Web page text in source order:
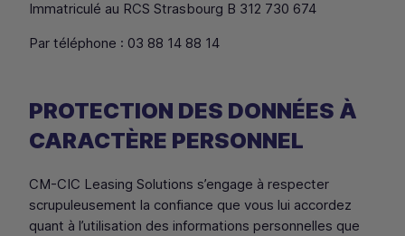
Immatriculé au RCS Strasbourg B 312 730 674
Par téléphone : 03 88 14 88 14
PROTECTION DES DONNÉES À
CARACTÈRE PERSONNEL
CM-CIC Leasing Solutions s’engage à respecter
scrupuleusement la confiance que vous lui accordez
quant à l’utilisation des informations personnelles que